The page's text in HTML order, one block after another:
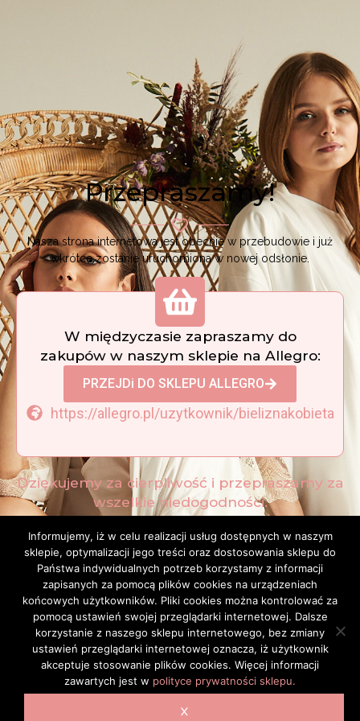
Przepraszamy!
Nasza strona internetowa jest obecnie w przebudowie i już
wkrótce zostanie uruchomiona w nowej odsłonie.
W międzyczasie zapraszamy do
zakupów w naszym sklepie na Allegro:
PRZEJDi DO SKLEPU ALLEGRO
https://allegro.pl/uzytkownik/bieliznakobieta
Dziękujemy za cierpliwość i przepraszamy za
wszelkie niedogodności.
Zespół Bilbette
Informujemy, iż w celu realizacji usług dostępnych w naszym
sklepie, optymalizacji jego treści oraz dostosowania sklepu do
Państwa indywidualnych potrzeb korzystamy z informacji
zapisanych za pomocą plików cookies na urządzeniach
końcowych użytkowników. Pliki cookies można kontrolować za
pomocą ustawień swojej przeglądarki internetowej. Dalsze
korzystanie z naszego sklepu internetowego, bez zmiany
ustawień przeglądarki internetowej oznacza, iż użytkownik
akceptuje stosowanie plików cookies. Więcej informacji
zawartych jest w polityce prywatności sklepu.
X